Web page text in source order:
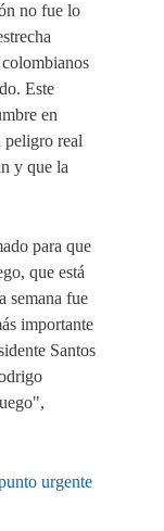
no fue lo
Este
en
real
y que la
para que
que está
semana fue
importante
Santos
urgente